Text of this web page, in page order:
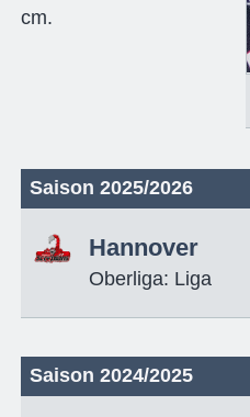
cm.
Saison 2025/2026
Hannover
Oberliga: Liga
Saison 2024/2025